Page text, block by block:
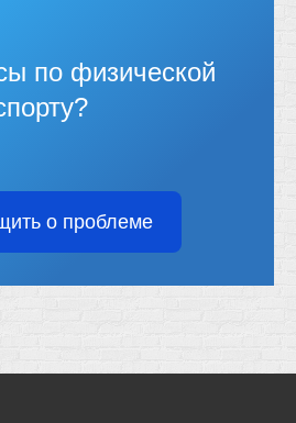
по физической
о проблеме